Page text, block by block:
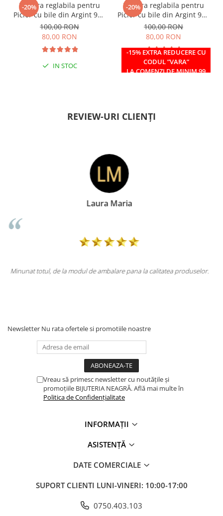
-20%
Bratara reglabila pentru
Picior cu bile din Argint 925
si margele Miyuki rosii
100,00 RON
80,00 RON
IN STOC
-20%
-15% EXTRA REDUCERE CU
CODUL ”VARA”
LA COMENZI DE MINIM 99
Bratara reglabila pentru
Picior cu bile din Argint 925
si margele Miyuki verzi
100,00 RON
80,00 RON
IN STOC
REVIEW-URI CLIENȚI
produselor.
Doina Georgescu
Totul la superlativ! Produsul, fix descrierea, ambalaj,
Newsletter Nu rata ofertele si promotiile noastre
Vreau să primesc newsletter cu noutățile și
promoțiile BIJUTERIA NEAGRĂ. Află mai multe în
Politica de Confidențialitate
INFORMAȚII
ASISTENȚĂ
DATE COMERCIALE
SUPORT CLIENTI LUNI-VINERI: 10:00-17:00
0750.403.103